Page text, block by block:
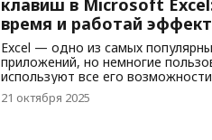
клавиш в Microsoft
время и работай
Excel — одно из самых
приложений, но немногие
используют все его
сочетаний клавиш может
немало времени каждый день.
21 октября 2025